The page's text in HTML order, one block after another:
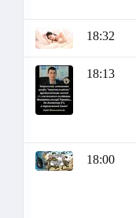
18:32
18:13
18:00